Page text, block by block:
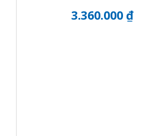
3.360.000 ₫